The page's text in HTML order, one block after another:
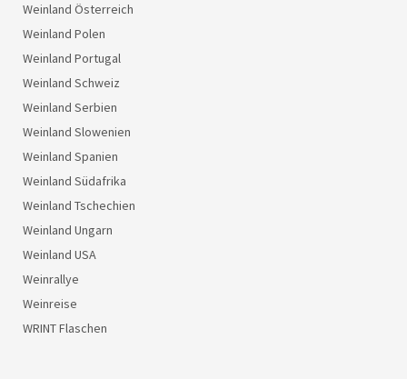
Weinland Österreich
Weinland Polen
Weinland Portugal
Weinland Schweiz
Weinland Serbien
Weinland Slowenien
Weinland Spanien
Weinland Südafrika
Weinland Tschechien
Weinland Ungarn
Weinland USA
Weinrallye
Weinreise
WRINT Flaschen